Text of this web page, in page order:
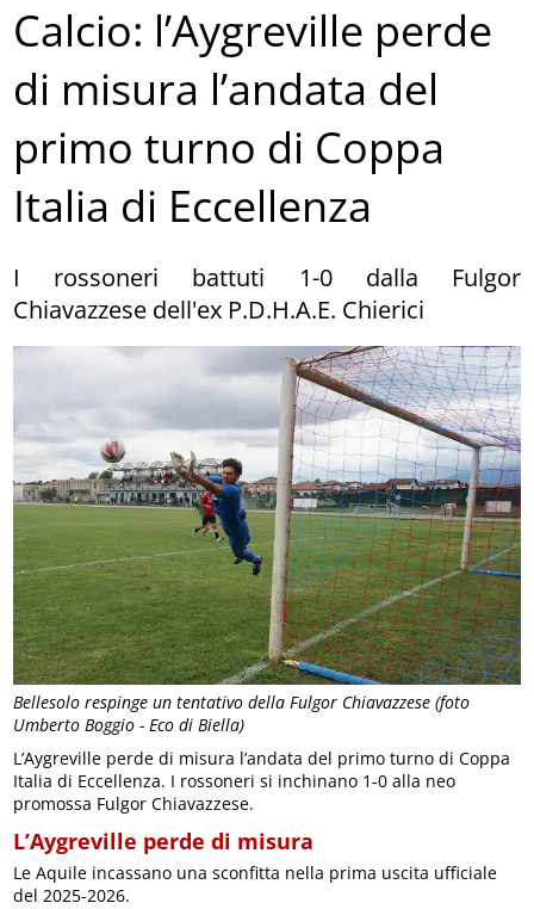
Bellesolo respinge un tentativo della Fulgor Chiavazzese (foto
Umberto Boggio - Eco di Biella)
Calcio: l’Aygreville perde
di misura l’andata del
primo turno di Coppa
Italia di Eccellenza
I rossoneri battuti 1-0 dalla Fulgor
Chiavazzese dell'ex P.D.H.A.E. Chierici
L’Aygreville perde di misura l’andata del primo turno di Coppa
Italia di Eccellenza. I rossoneri si inchinano 1-0 alla neo
promossa Fulgor Chiavazzese.
L’Aygreville perde di misura
Le Aquile incassano una sconfitta nella prima uscita ufficiale
del 2025-2026.